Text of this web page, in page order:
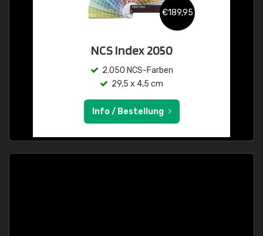
€189,95
NCS Index 2050
2.050 NCS-Farben
29,5 x 4,5 cm
Info / Bestellung